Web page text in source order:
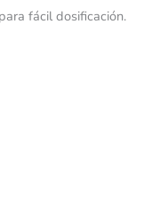
fácil dosificación.